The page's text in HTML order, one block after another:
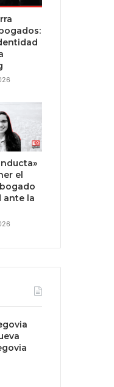
el
ante la